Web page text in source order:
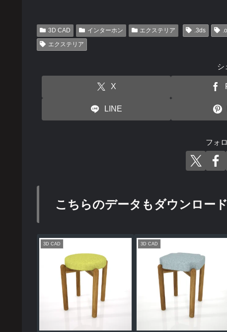
3D CAD インターホン エクステリア .3ds
エクステリア
シ
X
LINE
フォ
こちらのデータもダウンロー
3D CAD 3D CAD